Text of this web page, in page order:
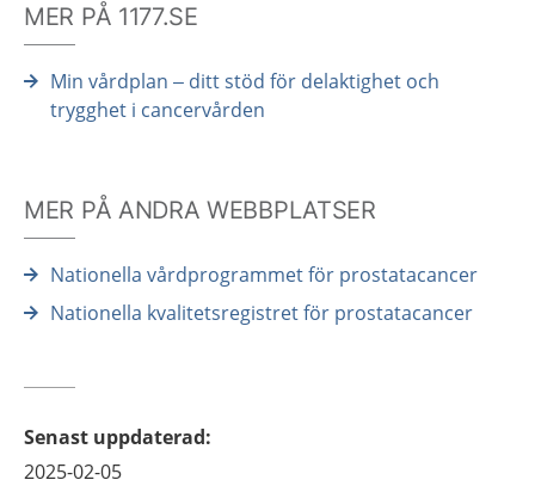
MER PÅ 1177.SE
Min vårdplan – ditt stöd för delaktighet och
trygghet i cancervården
MER PÅ ANDRA WEBBPLATSER
Nationella vårdprogrammet för prostatacancer
Nationella kvalitetsregistret för prostatacancer
Senast uppdaterad:
2025-02-05